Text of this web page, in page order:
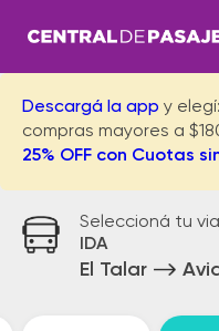
Descargá la app y elegí:
compras mayores a
25% OFF con Cuotas
Seleccioná tu
IDA
El Talar